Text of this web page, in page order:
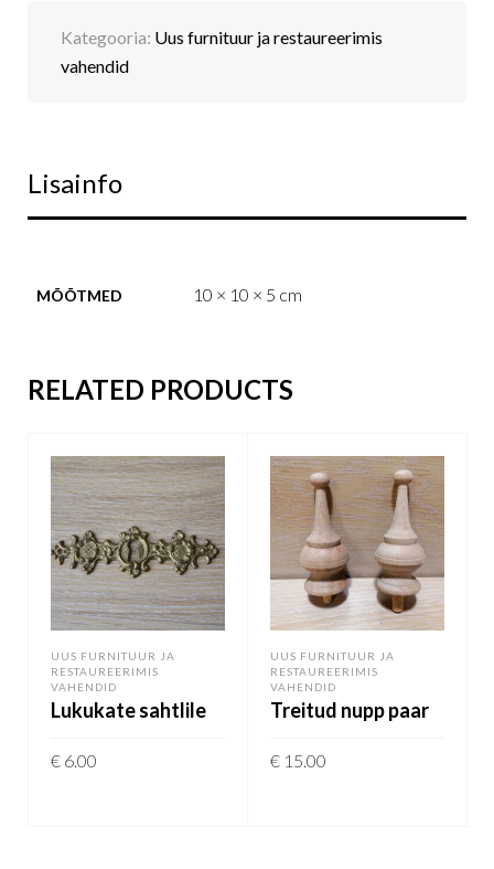
Kategooria: Uus furnituur ja restaureerimis
vahendid
Lisainfo
MÕÕTMED 10 × 10 × 5 cm
RELATED PRODUCTS
UUS FURNITUUR JA
RESTAUREERIMIS
VAHENDID
Lukukate sahtlile
€ 6.00
UUS FURNITUUR JA
RESTAUREERIMIS
VAHENDID
Treitud nupp paar
€ 15.00